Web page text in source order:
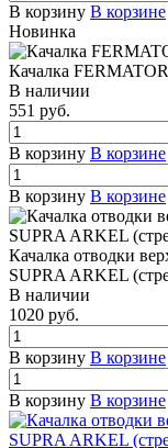
В корзину В корзине
Новинка
Качалка
В наличии
551 руб.
В корзину В корзине
В корзину В корзине
Качалка отводки
SUPRA ARKEL
В наличии
1020 руб.
В корзину В корзине
В корзину В корзине